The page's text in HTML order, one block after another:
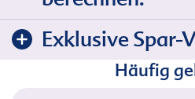
Exklusive Spar-
Häufig